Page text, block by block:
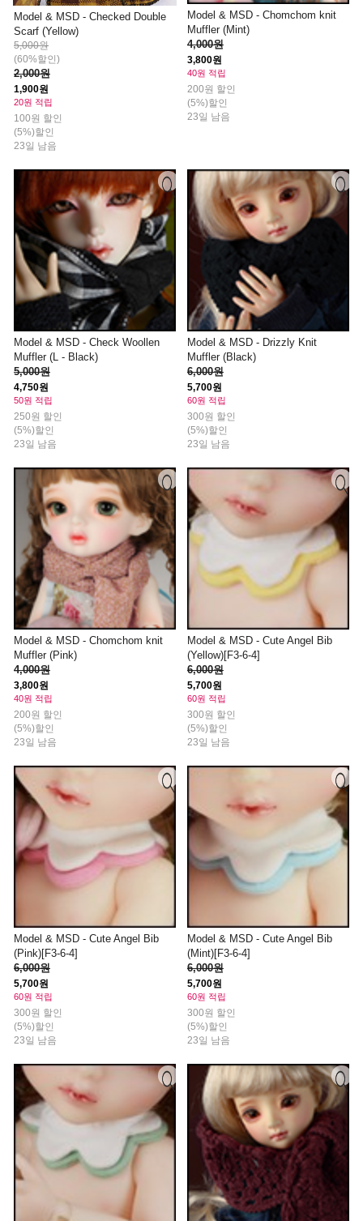
Model & MSD - Checked Double
Scarf (Yellow)
5,000원
(60%할인)
2,000원
1,900원
20원 적립
100원 할인
(5%)할인
23일 남음
Model & MSD - Chomchom knit
Muffler (Mint)
4,000원
3,800원
40원 적립
200원 할인
(5%)할인
23일 남음
Model & MSD - Check Woollen
Muffler (L - Black)
5,000원
4,750원
50원 적립
250원 할인
(5%)할인
23일 남음
Model & MSD - Drizzly Knit
Muffler (Black)
6,000원
5,700원
60원 적립
300원 할인
(5%)할인
23일 남음
Model & MSD - Chomchom knit
Muffler (Pink)
4,000원
3,800원
40원 적립
200원 할인
(5%)할인
23일 남음
Model & MSD - Cute Angel Bib
(Yellow)[F3-6-4]
6,000원
5,700원
60원 적립
300원 할인
(5%)할인
23일 남음
Model & MSD - Cute Angel Bib
(Pink)[F3-6-4]
6,000원
5,700원
60원 적립
300원 할인
(5%)할인
23일 남음
Model & MSD - Cute Angel Bib
(Mint)[F3-6-4]
6,000원
5,700원
60원 적립
300원 할인
(5%)할인
23일 남음